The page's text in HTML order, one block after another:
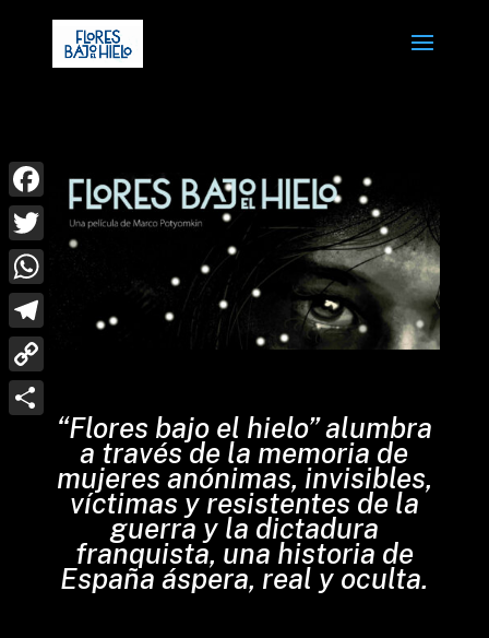
“Flores bajo el hielo” alumbra
a través de la memoria de
mujeres anónimas, invisibles,
víctimas y resistentes de la
guerra y la dictadura
franquista, una historia de
España áspera, real y oculta.
Facebook
Twitter
WhatsApp
Telegram
Copy
Compartir